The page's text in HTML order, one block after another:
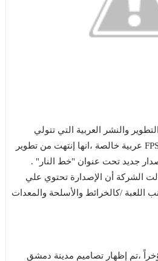
والنشر العربية التي تتولي
تطوير لعبة أدرنالين أول لعبة FPS عربية خالصة ،انها إنتهت من تطوير
جديد تحت عنوان "خط النار" .
الشركة أن الإصدارة تحتوي علي
/كالخرائط والأسلحة والمعدات
،تم إظهار تصاميم مدينة دمشق